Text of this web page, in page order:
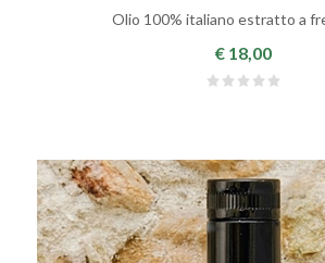
Olio 100% italiano estratto a
€ 18,00